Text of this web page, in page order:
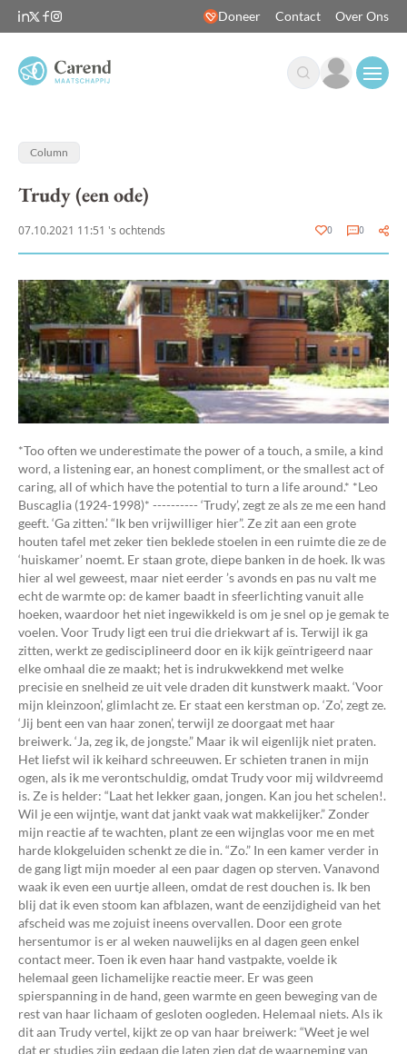
Doneer Contact Over Ons
Column
Trudy (een ode)
07.10.2021 11:51 's ochtends 0 0
*Too often we underestimate the power of a touch, a smile, a kind
word, a listening ear, an honest compliment, or the smallest act of
caring, all of which have the potential to turn a life around.* *Leo
Buscaglia (1924-1998)* ---------- ‘Trudy’, zegt ze als ze me een hand
geeft. ‘Ga zitten.’ “Ik ben vrijwilliger hier”. Ze zit aan een grote
houten tafel met zeker tien beklede stoelen in een ruimte die ze de
‘huiskamer’ noemt. Er staan grote, diepe banken in de hoek. Ik was
hier al wel geweest, maar niet eerder ’s avonds en pas nu valt me
echt de warmte op: de kamer baadt in sfeerlichting vanuit alle
hoeken, waardoor het niet ingewikkeld is om je snel op je gemak te
voelen. Voor Trudy ligt een trui die driekwart af is. Terwijl ik ga
zitten, werkt ze gedisciplineerd door en ik kijk geïntrigeerd naar
elke omhaal die ze maakt; het is indrukwekkend met welke
precisie en snelheid ze uit vele draden dit kunstwerk maakt. ‘Voor
mijn kleinzoon’, glimlacht ze. Er staat een kerstman op. ‘Zo’, zegt ze.
‘Jij bent een van haar zonen’, terwijl ze doorgaat met haar
breiwerk. ‘Ja, zeg ik, de jongste.” Maar ik wil eigenlijk niet praten.
Het liefst wil ik keihard schreeuwen. Er schieten tranen in mijn
ogen, als ik me verontschuldig, omdat Trudy voor mij wildvreemd
is. Ze is helder: “Laat het lekker gaan, jongen. Kan jou het schelen!.
Wil je een wijntje, want dat jankt vaak wat makkelijker.” Zonder
mijn reactie af te wachten, plant ze een wijnglas voor me en met
harde klokgeluiden schenkt ze die in. “Zo.” In een kamer verder in
de gang ligt mijn moeder al een paar dagen op sterven. Vanavond
waak ik even een uurtje alleen, omdat de rest douchen is. Ik ben
blij dat ik even stoom kan afblazen, want de eenzijdigheid van het
afscheid was me zojuist ineens overvallen. Door een grote
hersentumor is er al weken nauwelijks en al dagen geen enkel
contact meer. Toen ik even haar hand vastpakte, voelde ik
helemaal geen lichamelijke reactie meer. Er was geen
spierspanning in de hand, geen warmte en geen beweging van de
rest van haar lichaam of gesloten oogleden. Helemaal niets. Als ik
dit aan Trudy vertel, kijkt ze op van haar breiwerk: “Weet je wel
dat er studies zijn gedaan die laten zien dat de waarneming van